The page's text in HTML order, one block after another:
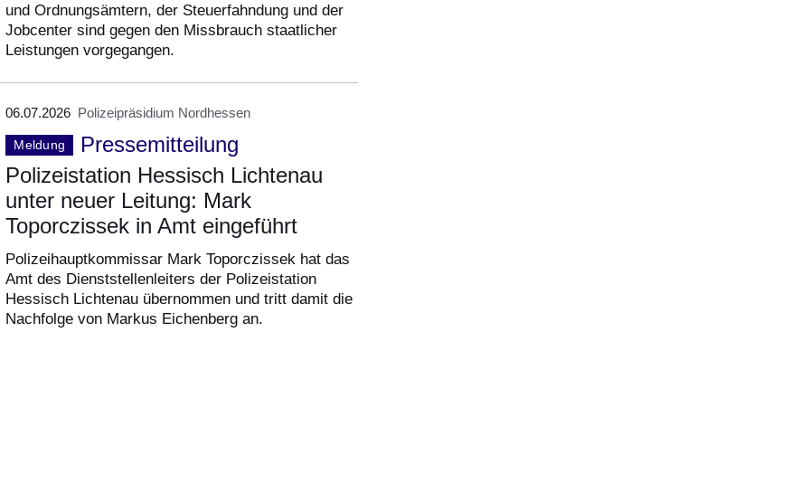
und Ordnungsämtern, der Steuerfahndung und der
Jobcenter sind gegen den Missbrauch staatlicher
Leistungen vorgegangen.
06.07.2026 Polizeipräsidium Nordhessen
Meldung
Pressemitteilung
Polizeistation Hessisch Lichtenau
unter neuer Leitung: Mark
Toporczissek in Amt eingeführt
Polizeihauptkommissar Mark Toporczissek hat das
Amt des Dienststellenleiters der Polizeistation
Hessisch Lichtenau übernommen und tritt damit die
Nachfolge von Markus Eichenberg an.